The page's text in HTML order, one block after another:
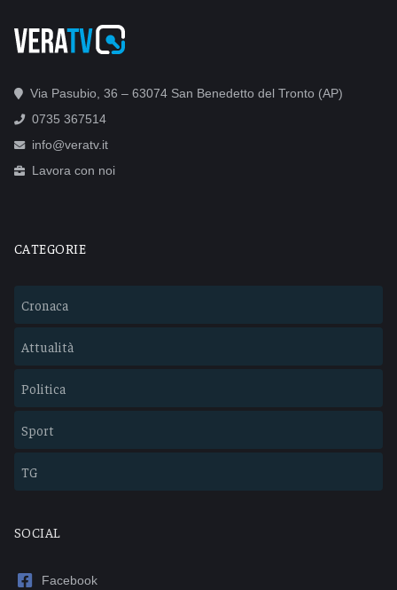
Via Pasubio, 36 – 63074 San Benedetto del Tronto (AP)
0735 367514
info@veratv.it
Lavora con noi
CATEGORIE
Cronaca
Attualità
Politica
Sport
TG
SOCIAL
Facebook